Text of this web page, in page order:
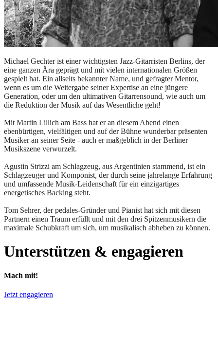
Michael Gechter ist einer wichtigsten Jazz-Gitarristen Berlins, der
eine ganzen Ära geprägt und mit vielen internationalen Größen
gespielt hat. Ein allseits bekannter Name, und gefragter Mentor,
wenn es um die Weitergabe seiner Expertise an eine jüngere
Generation, oder um den ultimativen Gitarrensound, wie auch um
die Reduktion der Musik auf das Wesentliche geht!
Mit Martin Lillich am Bass hat er an diesem Abend einen
ebenbürtigen, vielfältigen und auf der Bühne wunderbar präsenten
Musiker an seiner Seite - auch er maßgeblich in der Berliner
Musikszene verwurzelt.
Agustin Strizzi am Schlagzeug, aus Argentinien stammend, ist ein
Schlagzeuger und Komponist, der durch seine jahrelange Erfahrung
und umfassende Musik-Leidenschaft für ein einzigartiges
energetisches Backing steht.
Tom Sehrer, der pedales-Gründer und Pianist hat sich mit diesen
Partnern einen Traum erfüllt und mit den drei Spitzenmusikern die
maximale Schubkraft um sich, um musikalisch abheben zu können.
Unterstützen & engagieren
Mach mit!
Jetzt engagieren